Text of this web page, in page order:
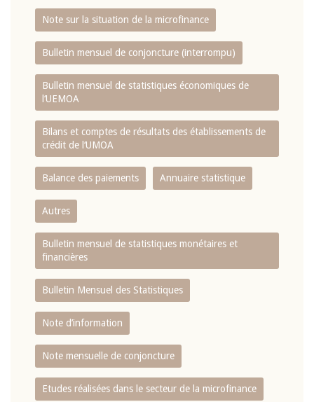
Note sur la situation de la microfinance
Bulletin mensuel de conjoncture (interrompu)
Bulletin mensuel de statistiques économiques de
l‘UEMOA
Bilans et comptes de résultats des établissements de
crédit de l‘UMOA
Balance des paiements Annuaire statistique
Autres
Bulletin mensuel de statistiques monétaires et
financières
Bulletin Mensuel des Statistiques
Note d’information
Note mensuelle de conjoncture
Etudes réalisées dans le secteur de la microfinance